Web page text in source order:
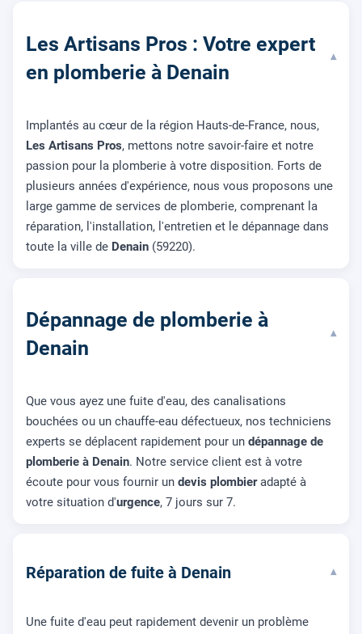
Les Artisans Pros : Votre expert
en plomberie à Denain
▾
Implantés au cœur de la région Hauts-de-France, nous,
Les Artisans Pros, mettons notre savoir-faire et notre
passion pour la plomberie à votre disposition. Forts de
plusieurs années d'expérience, nous vous proposons une
large gamme de services de plomberie, comprenant la
réparation, l'installation, l'entretien et le dépannage dans
toute la ville de Denain (59220).
Dépannage de plomberie à
Denain
▾
Que vous ayez une fuite d'eau, des canalisations
bouchées ou un chauffe-eau défectueux, nos techniciens
experts se déplacent rapidement pour un dépannage de
plomberie à Denain. Notre service client est à votre
écoute pour vous fournir un devis plombieradapté à
votre situation d'urgence, 7 jours sur 7.
Réparation de fuite à Denain ▾
Une fuite d'eau peut rapidement devenir un problème